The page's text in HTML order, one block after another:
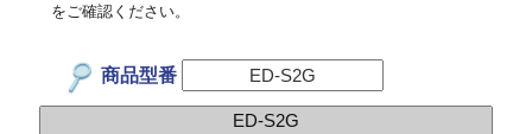
をご確認ください。
商品型番